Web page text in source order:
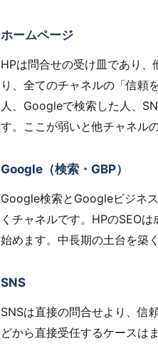
ホームページ
HPは問合せの受け皿であり
り、全てのチャネルの「信頼
人、Googleで検索した人、
す。ここが弱いと他チャネル
Google（検索・GBP）
Google検索とGoogleビジネ
くチャネルです。HPのSEO
始めます。中長期の土台を築
SNS
SNSは直接の問合せより、信
どから直接受任するケースは